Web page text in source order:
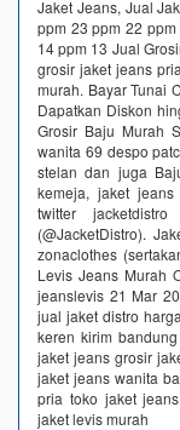
Jaket Jeans, Jual
ppm 23 ppm 22
14 ppm 13 Jual
grosir jaket jeans
murah. Bayar Tunai
Dapatkan Diskon
Grosir Baju Murah
wanita 69 despo
stelan dan juga
kemeja, jaket jeans
twitter
(@JacketDistro).
zonaclothes
Levis Jeans Murah
jeanslevis 21 Mar
jual jaket distro
keren kirim
jaket jeans grosir
jaket jeans wanita
pria toko jaket
jaket levis murah